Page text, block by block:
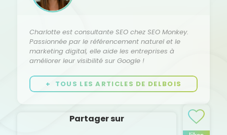
Charlotte est consultante SEO chez SEO Monkey.
Passionnée par le référencement naturel et le
marketing digital, elle aide les entreprises à
améliorer leur visibilité sur Google !
+ TOUS LES ARTICLES DE DELBOIS
Partager sur